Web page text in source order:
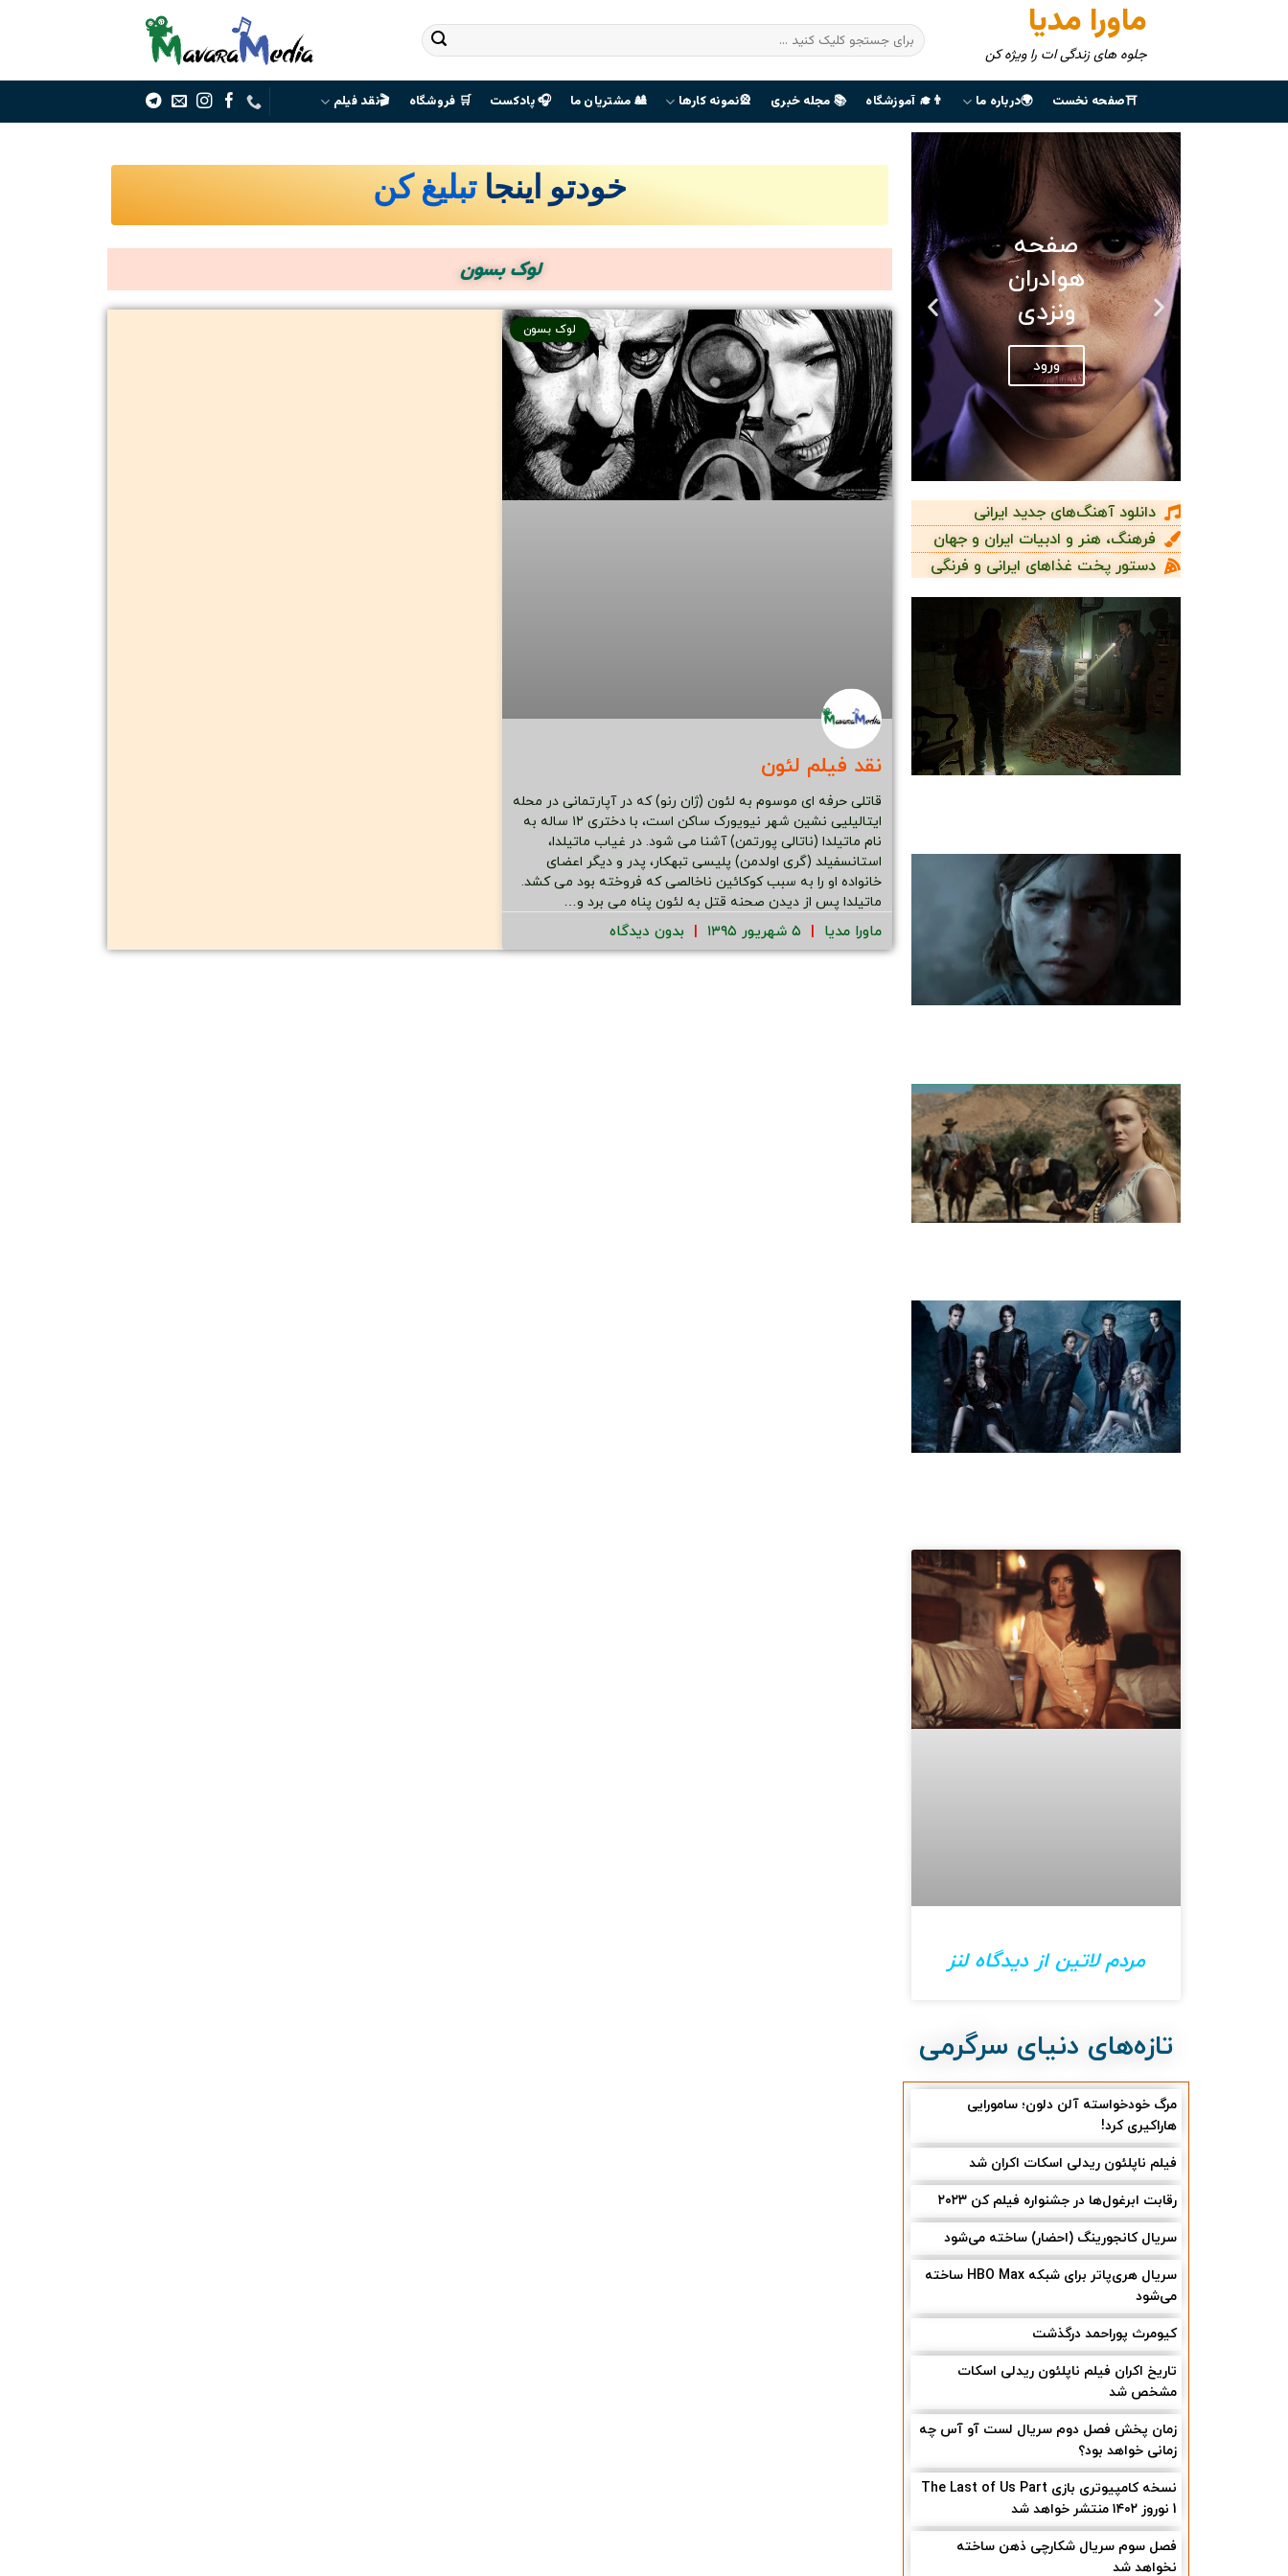
ماورا مدیا
جلوه های زندگی ات را ویژه کن
⛩صفحه نخست 🌍درباره ما 👨‍🎓 آموزشگاه 📚 مجله خبری 🎡نمونه کارها 🎎 مشتریان ما 🎧 پادکست 🛒 فروشگاه 🎬نقد فیلم
صفحه
هوادران
ونزدی
ورود
صفحه
هوادران
The Last
Of Us
ورود
دانلود آهنگ‌های جدید ایرانی
فرهنگ، هنر و ادبیات ایران و جهان
دستور پخت غذاهای ایرانی و فرنگی
مردم لاتین از دیدگاه لنز
تازه‌های دنیای سرگرمی
مرگ خودخواسته آلن دلون؛ سامورایی
هاراکیری کرد!
فیلم ناپلئون ریدلی اسکات اکران شد
رقابت ابرغول‌ها در جشنواره فیلم کن ۲۰۲۳
سریال کانجورینگ (احضار) ساخته می‌شود
سریال هری‌پاتر برای شبکه HBO Max ساخته
می‌شود
کیومرث پوراحمد درگذشت
تاریخ اکران فیلم ناپلئون ریدلی اسکات
مشخص شد
زمان پخش فصل دوم سریال لست آو آس چه
زمانی خواهد بود؟
نسخه کامپیوتری بازی The Last of Us Part
1 نوروز ۱۴۰۲ منتشر خواهد شد
فصل سوم سریال شکارچی ذهن ساخته
نخواهد شد
خودتو اینجا تبلیغ کن
لوک بسون
لوک بسون
نقد فیلم لئون
قاتلی حرفه ای موسوم به لئون (ژان رنو) که در آپارتمانی در محله
ایتالیلیی نشین شهر نیویورک ساکن است، با دختری ۱۲ ساله به
نام ماتیلدا (ناتالی پورتمن) آشنا می شود. در غیاب ماتیلدا،
استانسفیلد (گری اولدمن) پلیسی تبهکار، پدر و دیگر اعضای
خانواده او را به سبب کوکائین ناخالصی که فروخته بود می کشد.
ماتیلدا پس از دیدن صحنه قتل به لئون پناه می برد و…
ماورا مدیا بدون دیدگاه